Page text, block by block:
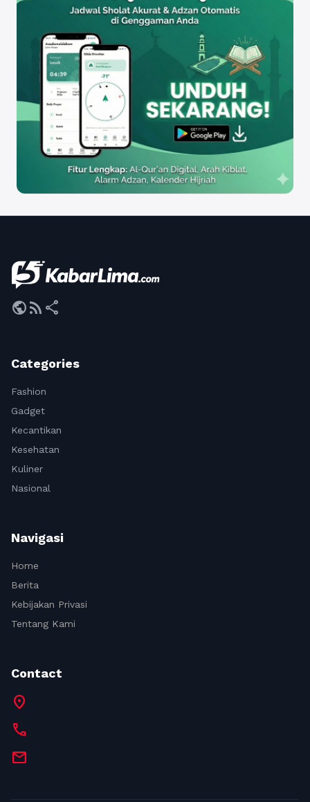
publicrss_feed share
Categories
Fashion
Gadget
Kecantikan
Kesehatan
Kuliner
Nasional
Navigasi
Home
Berita
Kebijakan Privasi
Tentang Kami
Contact
location_on
call
mail